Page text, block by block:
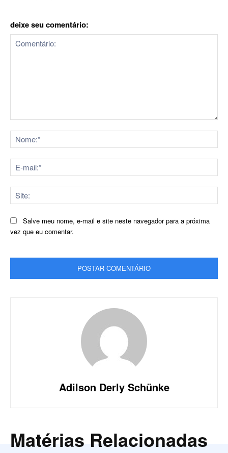
deixe seu comentário:
Salve meu nome, e-mail e site neste navegador para a próxima
vez que eu comentar.
Adilson Derly Schünke
Matérias Relacionadas